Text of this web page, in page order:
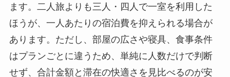
ます。二人旅よりも三人・四人で一室を利用した
ほうが、一人あたりの宿泊費を抑えられる場合が
あります。ただし、部屋の広さや寝具、食事条件
はプランごとに違うため、単純に人数だけで判断
せず、合計金額と滞在の快適さを見比べるのが安